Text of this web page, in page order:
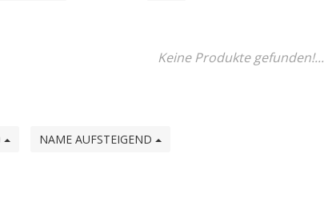
Keine Produkte gefunden!...
NAME AUFSTEIGEND